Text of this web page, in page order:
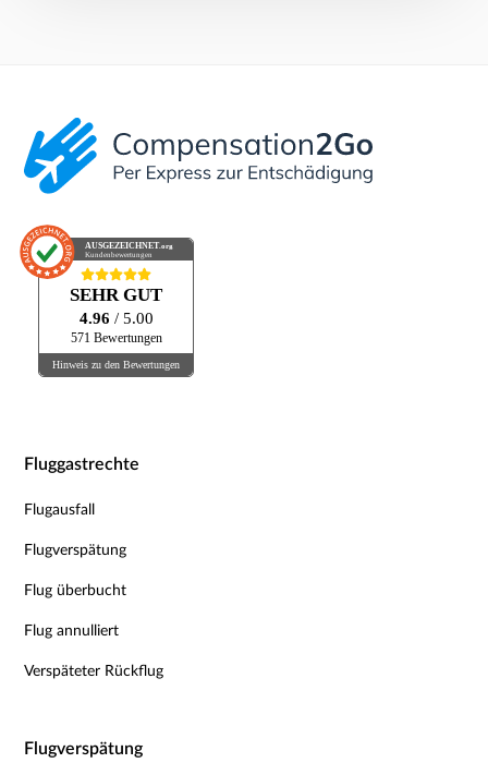
AUSGEZEICHNET .org
Kundenbewertungen
SEHR GUT
4.96 / 5.00
571 Bewertungen
Hinweis zu den Bewertungen
Fluggastrechte
Flugausfall
Flugverspätung
Flug überbucht
Flug annulliert
Verspäteter Rückflug
Flugverspätung